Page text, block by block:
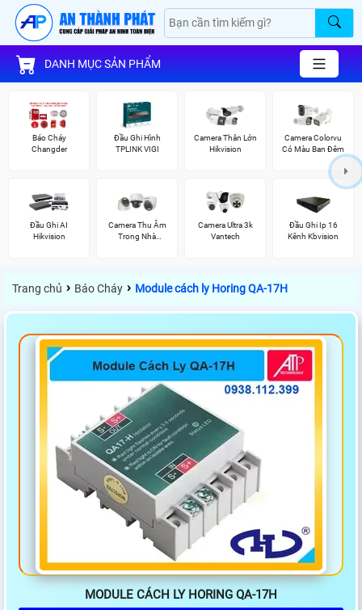
DANH MỤC SẢN PHẨM
Báo Cháy
Changder
Đầu Ghi Hình
TPLINK VIGI
Camera Thân Lớn
Hikvision
Camera Colorvu
Có Màu Ban Đêm
Đầu Ghi AI
Hikvision
Camera Thu Âm
Trong Nhà
Camera Ultra 3k
Vantech
Đầu Ghi Ip 16
Kênh Kbvision
Trang chủ › Báo Cháy › Module cách ly Horing QA-17H
MODULE CÁCH LY HORING QA-17H